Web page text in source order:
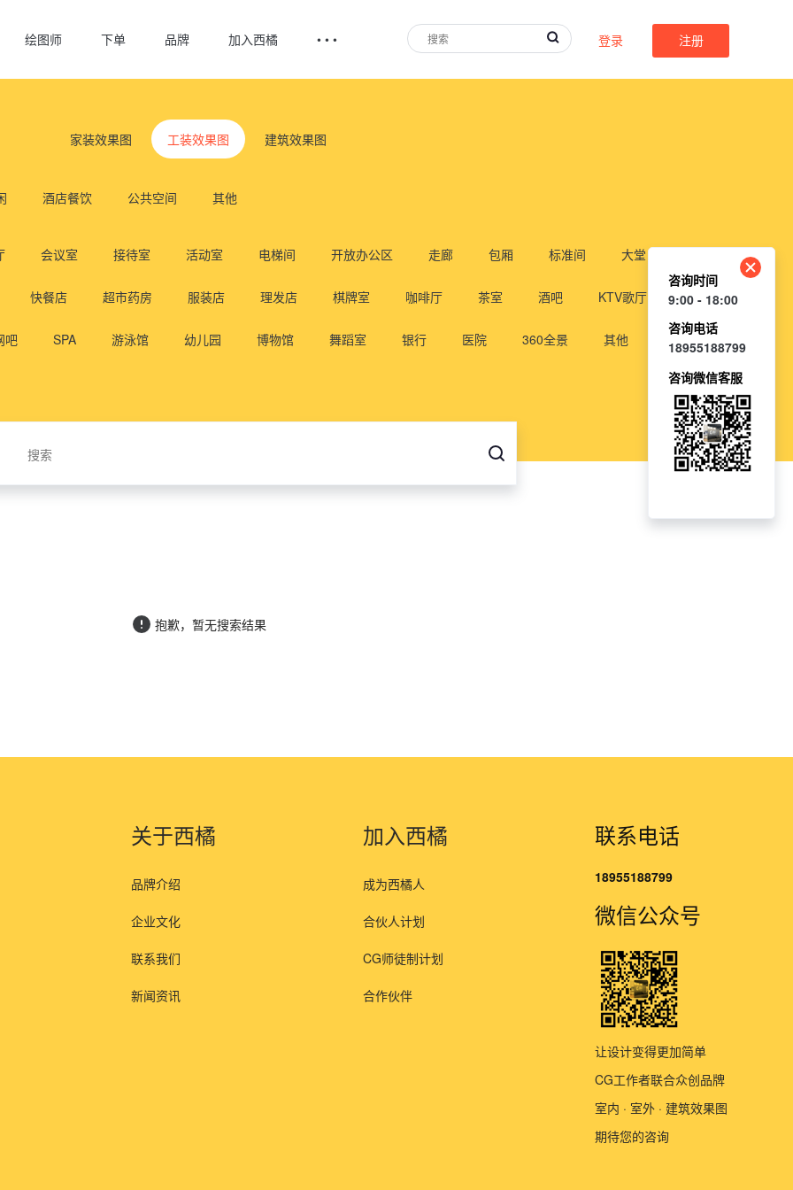
绘图师 下单 品牌 加入西橘 • • • 登录 注册
家装效果图 工装效果图 建筑效果图
酒店餐饮 公共空间 其他
会议室 接待室 活动室 电梯间 开放办公区 走廊 包厢 标准间 大堂
快餐店 超市药房 服装店 理发店 棋牌室 咖啡厅 茶室 酒吧 KTV歌厅 会所
吧 SPA 游泳馆 幼儿园 博物馆 舞蹈室 银行 医院 360全景 其他
抱歉，暂无搜索结果
关于西橘
品牌介绍
企业文化
联系我们
新闻资讯
加入西橘
成为西橘人
合伙人计划
CG师徒制计划
合作伙伴
联系电话
18955188799
微信公众号
让设计变得更加简单
CG工作者联合众创品牌
室内 · 室外 · 建筑效果图
期待您的咨询
咨询时间
9:00 - 18:00
咨询电话
18955188799
咨询微信客服